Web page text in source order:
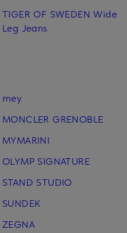
TIGER OF SWEDEN Wide
Leg Jeans
mey
MONCLER GRENOBLE
MYMARINI
OLYMP SIGNATURE
STAND STUDIO
SUNDEK
ZEGNA